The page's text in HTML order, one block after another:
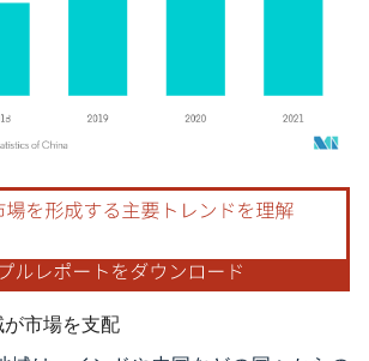
。再利用にはCC BY 4.0の表示が必要です。
市場を支配